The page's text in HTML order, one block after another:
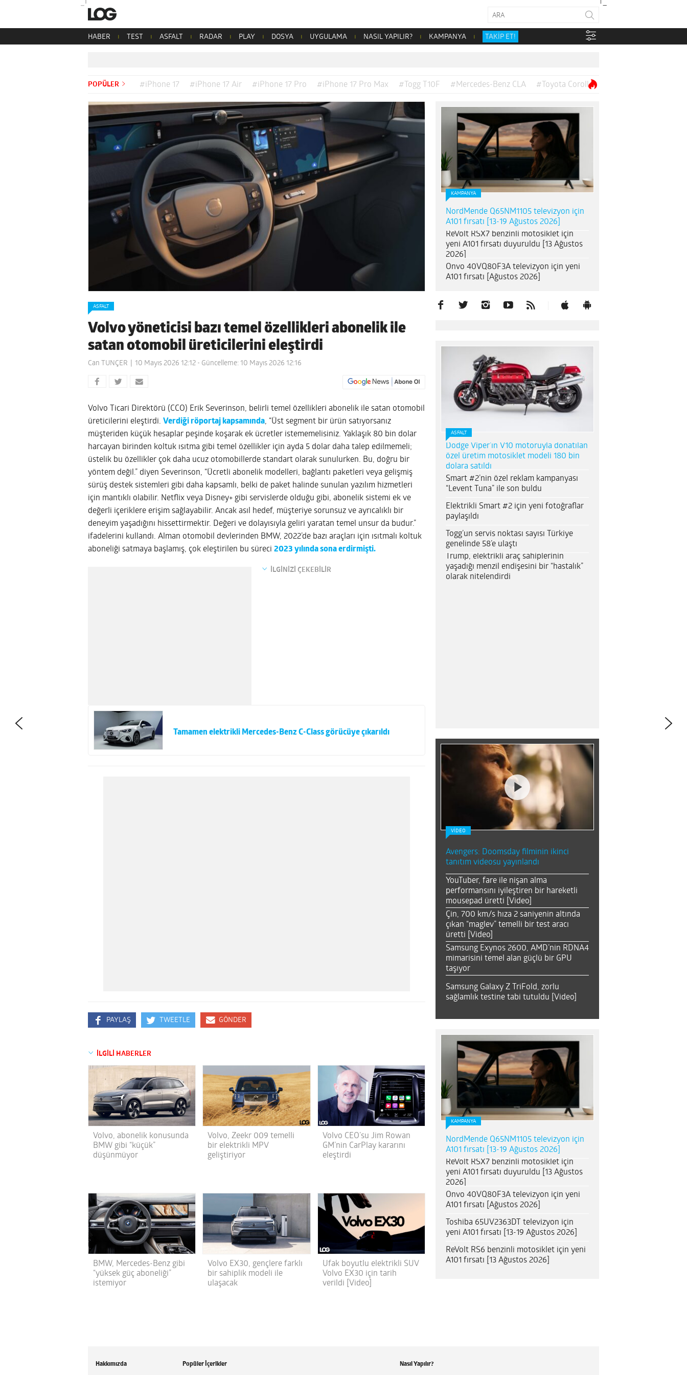
HABER TEST ASFALT RADAR PLAY DOSYA UYGULAMA NASIL YAPILIR? KAMPANYA TAKİP ET!
POPÜLER #iPhone 17 #iPhone 17 Air #iPhone 17 Pro #iPhone 17 Pro Max #Togg T10F #Mercedes-Benz CLA #Toyota Corolla
ASFALT
Volvo yöneticisi bazı temel özellikleri abonelik ile
satan otomobil üreticilerini eleştirdi
Can TUNÇER 10 Mayıs 2026 12:12 - Güncelleme: 10 Mayıs 2026 12:16
Volvo Ticari Direktörü (CCO) Erik Severinson, belirli temel özellikleri abonelik ile satan otomobil
üreticilerini eleştirdi. Verdiği röportaj kapsamında, “Üst segment bir ürün satıyorsanız
müşteriden küçük hesaplar peşinde koşarak ek ücretler istememelisiniz. Yaklaşık 80 bin dolar
harcayan birinden koltuk ısıtma gibi temel özellikler için ayda 5 dolar daha talep edilmemeli;
üstelik bu özellikler çok daha ucuz otomobillerde standart olarak sunulurken. Bu, doğru bir
yöntem değil.” diyen Severinson, “Ücretli abonelik modelleri, bağlantı paketleri veya gelişmiş
sürüş destek sistemleri gibi daha kapsamlı, belki de paket halinde sunulan yazılım hizmetleri
için mantıklı olabilir. Netflix veya Disney+ gibi servislerde olduğu gibi, abonelik sistemi ek ve
değerli içeriklere erişim sağlayabilir. Ancak asıl hedef, müşteriye sorunsuz ve ayrıcalıklı bir
deneyim yaşadığını hissettirmektir. Değeri ve dolayısıyla geliri yaratan temel unsur da budur.”
ifadelerini kullandı. Alman otomobil devlerinden BMW, 2022’de bazı araçları için ısıtmalı koltuk
aboneliği satmaya başlamış, çok eleştirilen bu süreci 2023 yılında sona erdirmişti.
İLGİNİZİ ÇEKEBİLİR
Tamamen elektrikli Mercedes-Benz C-Class görücüye çıkarıldı
PAYLAŞ TWEETLE GÖNDER
İLGİLİ HABERLER
Volvo, abonelik konusunda
BMW gibi “küçük”
düşünmüyor
Volvo, Zeekr 009 temelli
bir elektrikli MPV
geliştiriyor
Volvo CEO’su Jim Rowan
GM’nin CarPlay kararını
eleştirdi
BMW, Mercedes-Benz gibi
“yüksek güç aboneliği”
istemiyor
Volvo EX30, gençlere farklı
bir sahiplik modeli ile
ulaşacak
Ufak boyutlu elektrikli SUV
Volvo EX30 için tarih
verildi [Video]
KAMPANYA
NordMende Q65NM1105 televizyon için
A101 fırsatı [13-19 Ağustos 2026]
ReVolt RSX7 benzinli motosiklet için
yeni A101 fırsatı duyuruldu [13 Ağustos
2026]
Onvo 40VQ80F3A televizyon için yeni
A101 fırsatı [Ağustos 2026]
ASFALT
Dodge Viper’ın V10 motoruyla donatılan
özel üretim motosiklet modeli 180 bin
dolara satıldı
Smart #2’nin özel reklam kampanyası
“Levent Tuna” ile son buldu
Elektrikli Smart #2 için yeni fotoğraflar
paylaşıldı
Togg’un servis noktası sayısı Türkiye
genelinde 58’e ulaştı
Trump, elektrikli araç sahiplerinin
yaşadığı menzil endişesini bir “hastalık”
olarak nitelendirdi
VİDEO
Avengers: Doomsday filminin ikinci
tanıtım videosu yayınlandı
YouTuber, fare ile nişan alma
performansını iyileştiren bir hareketli
mousepad üretti [Video]
Çin, 700 km/s hıza 2 saniyenin altında
çıkan “maglev” temelli bir test aracı
üretti [Video]
Samsung Exynos 2600, AMD’nin RDNA4
mimarisini temel alan güçlü bir GPU
taşıyor
Samsung Galaxy Z TriFold, zorlu
sağlamlık testine tabi tutuldu [Video]
KAMPANYA
NordMende Q65NM1105 televizyon için
A101 fırsatı [13-19 Ağustos 2026]
ReVolt RSX7 benzinli motosiklet için
yeni A101 fırsatı duyuruldu [13 Ağustos
2026]
Onvo 40VQ80F3A televizyon için yeni
A101 fırsatı [Ağustos 2026]
Toshiba 65UV2363DT televizyon için
yeni A101 fırsatı [13-19 Ağustos 2026]
ReVolt RS6 benzinli motosiklet için yeni
A101 fırsatı [13 Ağustos 2026]
Hakkımızda Popüler İçerikler Nasıl Yapılır?